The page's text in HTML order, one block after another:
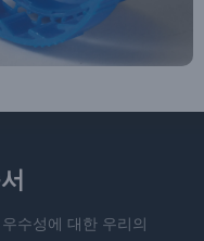
수성에 대한 우리의